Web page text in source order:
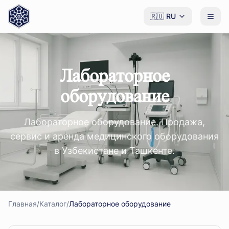
🇷🇺 RU
Лабораторное
оборудование
Лабораторное оборудование. Продажа,
сервис и аренда медицинского оборудования
в Узбекистане и Ташкенте.
Главная/Каталог/Лабораторное оборудование